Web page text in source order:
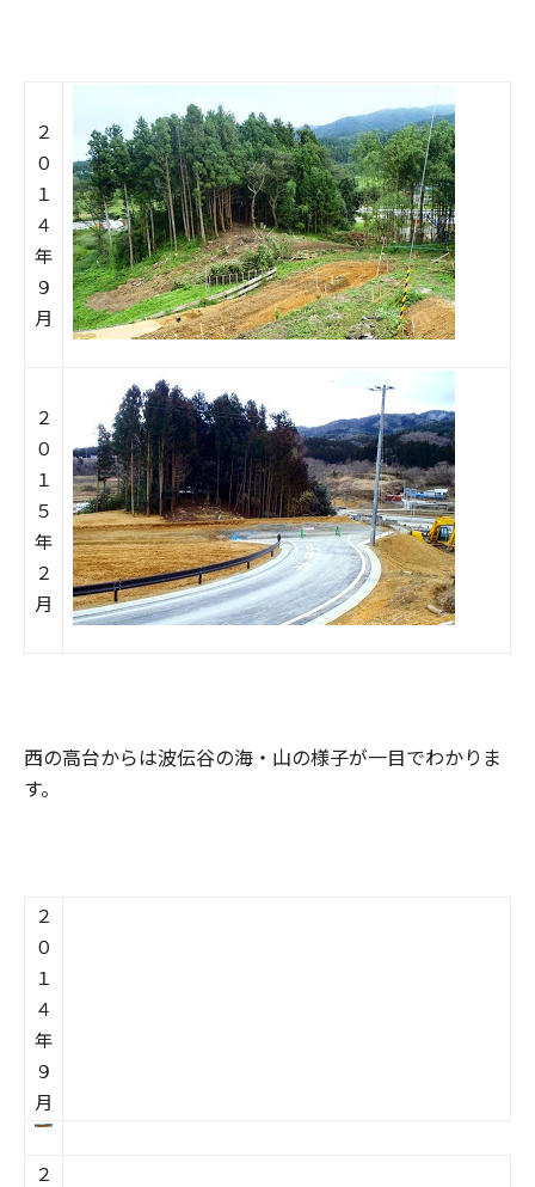
２
０
１
４
年
９
月
２
０
１
５
年
２
月
西の高台からは波伝谷の海・山の様子が一目でわかりま
す。
２
０
１
４
年
９
月
２